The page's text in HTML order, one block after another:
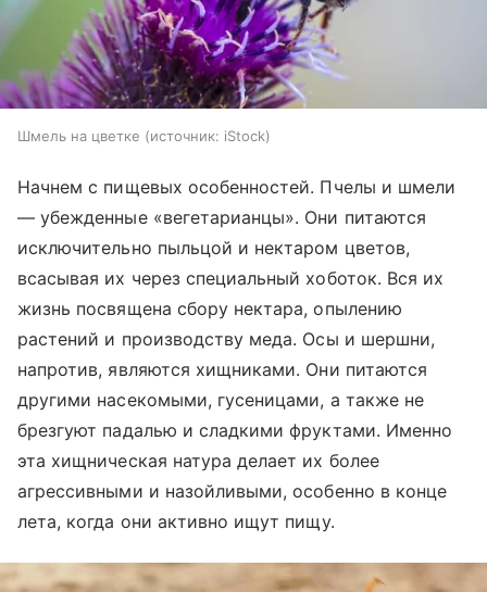
Шмель на цветке источник: iStock
Начнем с пищевых особенностей. Пчелы и шмели
— убежденные «вегетарианцы». Они питаются
исключительно пыльцой и нектаром цветов,
всасывая их через специальный хоботок. Вся их
жизнь посвящена сбору нектара, опылению
растений и производству меда. Осы и шершни,
напротив, являются хищниками. Они питаются
другими насекомыми, гусеницами, а также не
брезгуют падалью и сладкими фруктами. Именно
эта хищническая натура делает их более
агрессивными и назойливыми, особенно в конце
лета, когда они активно ищут пищу.